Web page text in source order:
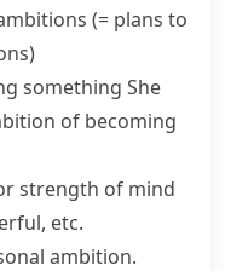
(= plans to
something She
of becoming
strength of mind
etc.
ambition.